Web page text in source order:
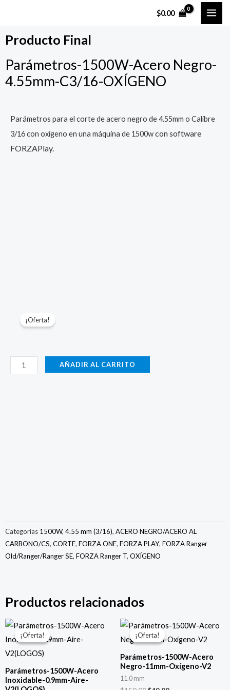
contenido
$0.00
Producto Final
Parámetros-1500W-Acero Negro-
4.55mm-C3/16-OXÍGENO
Parámetros para el corte de acero negro de 4.55mm o Calibre
3/16 con oxígeno en una máquina de 1500wcon software
FORZAPlay.
¡Oferta!
Parámetros-
1500W-
AÑADIR AL CARRITO
Categorías 1500W, 4.55 mm (3/16), ACERO NEGRO/ACERO AL
CARBONO/CS, CORTE, FORZA ONE, FORZA PLAY, FORZA Ranger
Old/Ranger/Ranger SE, FORZA Ranger T, OXÍGENO
Productos relacionados
¡Oferta!
¡Oferta!
Parámetros-1500W-Acero
Inoxidable-0.9mm-Aire-
El
precio
original
era:
$150.00.
El
precio
actual
¡Oferta!
¡Oferta!
Parámetros-1500W-Acero
Negro-11mm-Oxígeno-V2
11.0 mm
El
precio
original
$150.00.
El
precio
actual
$49.00.